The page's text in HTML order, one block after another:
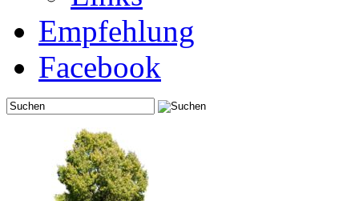
Empfehlung
Facebook